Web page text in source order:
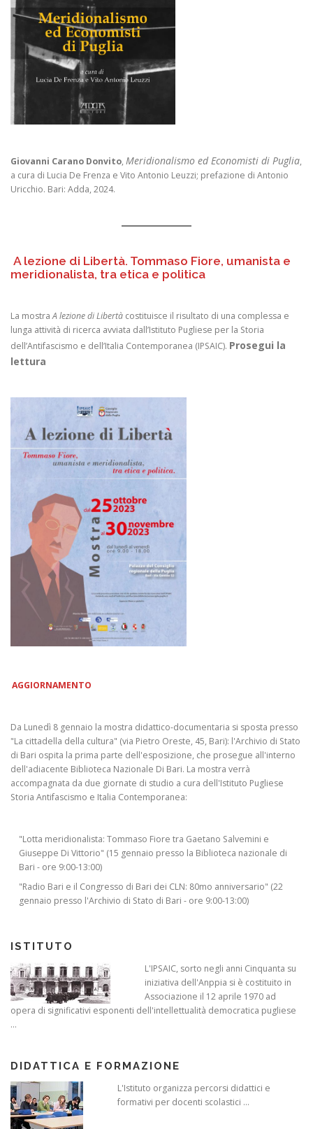
Giovanni Carano Donvito, Meridionalismo ed Economisti di Puglia,
a cura di Lucia De Frenza e Vito Antonio Leuzzi; prefazione di Antonio
Uricchio. Bari: Adda, 2024.
A lezione di Libertà. Tommaso Fiore, umanista e
meridionalista, tra etica e politica
La mostraA lezione di Libertà costituisce il risultato di una complessa e
lunga attività di ricerca avviata dall’Istituto Pugliese per la Storia
dell’Antifascismo e dell’Italia Contemporanea (IPSAIC). Prosegui la
lettura
AGGIORNAMENTO
Da Lunedì 8 gennaio la mostra didattico-documentaria si sposta presso
"La cittadella della cultura" (via Pietro Oreste, 45, Bari): l'Archivio di Stato
di Bari ospita la prima parte dell'esposizione, che prosegue all'interno
dell'adiacente Biblioteca Nazionale Di Bari. La mostra verrà
accompagnata da due giornate di studio a cura dell'Istituto Pugliese
Storia Antifascismo e Italia Contemporanea:
"Lotta meridionalista: Tommaso Fiore tra Gaetano Salvemini e
Giuseppe Di Vittorio" (15 gennaio presso la Biblioteca nazionale di
Bari - ore 9:00-13:00)
"Radio Bari e il Congresso di Bari dei CLN: 80mo anniversario" (22
gennaio presso l'Archivio di Stato di Bari - ore 9:00-13:00)
ISTITUTO
L'IPSAIC, sorto negli anni Cinquanta su
iniziativa dell'Anppia si è costituito in
Associazione il 12 aprile 1970 ad
opera di significativi esponenti dell'intellettualità democratica pugliese
...
DIDATTICA E FORMAZIONE
L'Istituto organizza percorsi didattici e
formativi per docenti scolastici ...